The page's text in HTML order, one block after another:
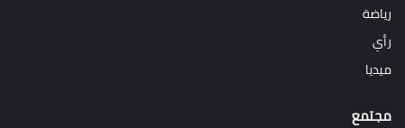
رياضة
رأي
ميديا
مجتمع